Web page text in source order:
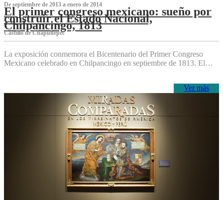
De septiembre de 2013 a enero de 2014
El primer congreso mexicano: sueño por
construir el Estado Nacional,
Chilpancingo, 1813
Castillo de Chapultepec
La exposición conmemora el Bicentenario del Primer Congreso
Mexicano celebrado en Chilpancingo en septiembre de 1813. El…
Ver más